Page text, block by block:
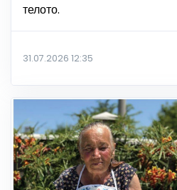
телото.
31.07.2026 12:35